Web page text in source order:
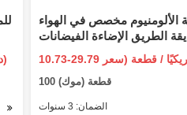
الألومنيوم مخصص في الهواء
الطريق الإضاءة الفيضانات
في واحد التلقائي ثنائي الوجه LED ضوء
الشارع الشمسي
10.73-29.79 دولارًا أمريكيًا / قطعة (سعر
100 قطعة (موك)
الضمان: 3 سنوات
200-300 دولار أمريكي / قطعة (سعر فوب)